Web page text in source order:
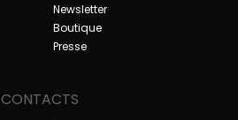
Newsletter
Boutique
Presse
CONTACTS